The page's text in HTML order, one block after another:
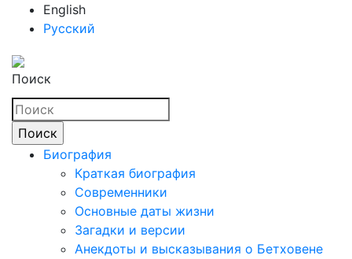
English
Русский
Поиск
Биография
Краткая биография
Современники
Основные даты жизни
Загадки и версии
Анекдоты и высказывания о Бетховене